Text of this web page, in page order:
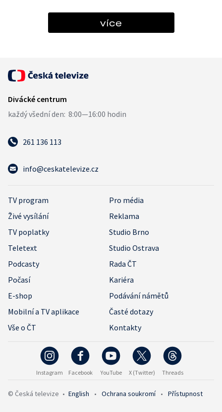
více
261 136 113
info@ceskatelevize.cz
TV program
Pro média
Živé vysílání
Reklama
TV poplatky
Studio Brno
Teletext
Studio Ostrava
Podcasty
Rada ČT
Počasí
Kariéra
E-shop
Podávání námětů
Mobilní a TV aplikace
Časté dotazy
Vše o ČT
Kontakty
Instagram Facebook YouTube X (Twitter) Threads
© Česká televize • English • Ochrana soukromí • Přístupnost